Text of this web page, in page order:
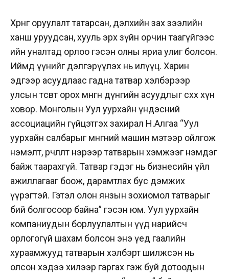
Хөрөнгө оруулалт татарсан, дэлхийн зах зээлийн
ханш уруудсан, хууль эрх зүйн орчин таагүйгээс
ийн уналтад орлоо гэсэн олны яриа улиг болсон.
Иймд үүнийг дэлгэрүүлэх нь илүүц. Харин
эдгээр асуудлаас гадна татвар хэлбэрээр
улсын төсөвт орох мөнгөн дүнгийн асуудлыг сөхөх хүн
ховор. Монголын Уул уурхайн үндэсний
ассоциацийн гүйцэтгэх захирал Н.Алгаа “Уул
уурхайн салбарыг мөнгөний машин мэтээр ойлгож
нэмэлт, өөрчлөлт нэрээр татварын хэмжээг нэмдэг
байж таарахгүй. Татвар гэдэг нь бизнесийн үйл
ажиллагааг боож, дарамтлах бус дэмжих
үүрэгтэй. Гэтэл олон янзын зохиомол татварыг
бий болгосоор байна” гэсэн юм. Уул уурхайн
компаниудын борлуулалтын үүд нарийсч
орлогогүй шахам болсон энэ үед гаалийн
хураамжууд татварын хэлбэрт шилжсэн нь
олсон хэдээ хилээр гаргах гэж буй дотоодын